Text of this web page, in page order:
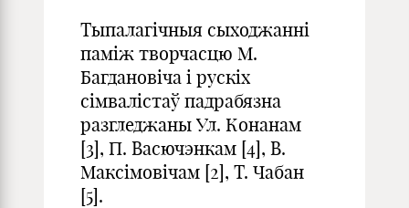
Тыпалагічныя сыходжанні
паміж творчасцю М.
Багдановіча і рускіх
сімвалістаў падрабязна
разгледжаны Ул. Конанам
[3], П. Васючэнкам [4], В.
Максімовічам [2], Т. Чабан
[5].